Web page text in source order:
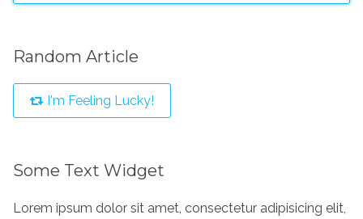
Random Article
I'm Feeling Lucky!
Some Text Widget
Lorem ipsum dolor sit amet, consectetur adipisicing elit,